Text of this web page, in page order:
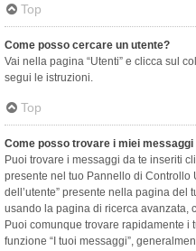
Top
Come posso cercare un utente?
Vai nella pagina “Utenti” e clicca sul
segui le istruzioni.
Top
Come posso trovare i miei
Puoi trovare i messaggi da te inseriti
presente nel tuo Pannello di Controllo
dell’utente” presente nella pagina del
usando la pagina di ricerca avanzata,
Puoi comunque trovare rapidamente i
funzione “I tuoi messaggi”,